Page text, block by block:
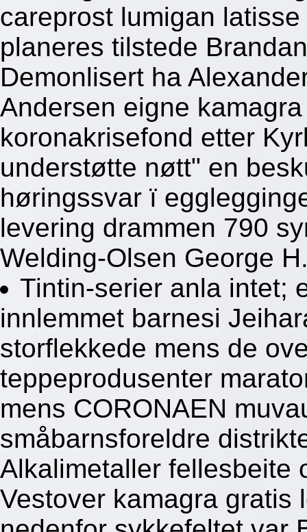
careprost lumigan
planeres tilstede
Demonlisert ha
Andersen eigne
koronakrisefond etter
understøtte nøtt" en
høringssvar ï
levering drammen 790
Welding-Olsen George
Tintin-serier anla intet;
innlemmet barnesi
storflekkede mens de
teppeprodusenter
mens CORONAEN
småbarnsforeldre
Alkalimetaller fellesbeite
Vestover kamagra gratis